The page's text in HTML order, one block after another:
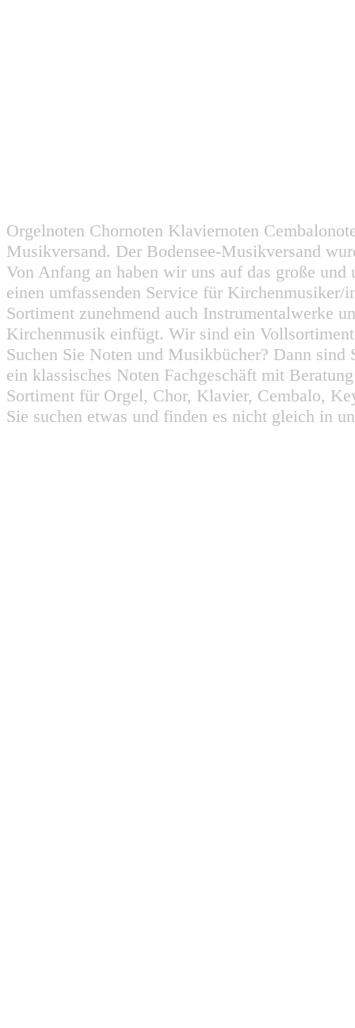
Orgelnoten Chornoten Klaviernoten
Musikversand. Der Bodensee-Musikversand
Von Anfang an haben wir uns auf das große
einen umfassenden Service für
Sortiment zunehmend auch Instrumentalwerke
Kirchenmusik einfügt. Wir sind ein
Suchen Sie Noten und Musikbücher? Dann
ein klassisches Noten Fachgeschäft mit
Sortiment für Orgel, Chor, Klavier, Cembalo,
Sie suchen etwas und finden es nicht gleich in